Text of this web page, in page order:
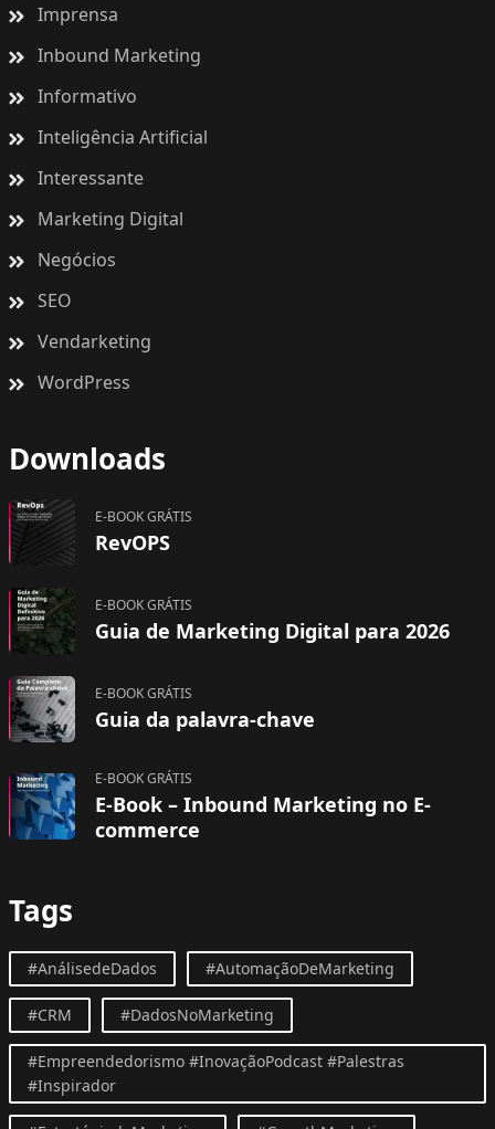
Imprensa
Inbound Marketing
Informativo
Inteligência Artificial
Interessante
Marketing Digital
Negócios
SEO
Vendarketing
WordPress
Downloads
E-BOOK GRÁTIS
RevOPS
E-BOOK GRÁTIS
Guia de Marketing Digital para 2026
E-BOOK GRÁTIS
Guia da palavra-chave
E-BOOK GRÁTIS
E-Book – Inbound Marketing no E-
commerce
Tags
#AnálisedeDados #AutomaçãoDeMarketing
#CRM #DadosNoMarketing
#Empreendedorismo #InovaçãoPodcast #Palestras
#Inspirador